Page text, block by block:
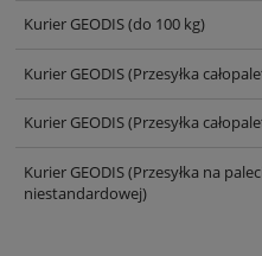
Kurier GEODIS(do 100 kg)
Kurier GEODIS(Przesyłka
Kurier GEODIS(Przesyłka
Kurier GEODIS(Przesyłka na
niestandardowej)